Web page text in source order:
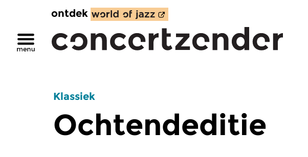
ontdek
Klassiek
Ochtendeditie